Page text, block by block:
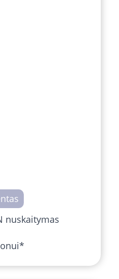
nuskaitymas